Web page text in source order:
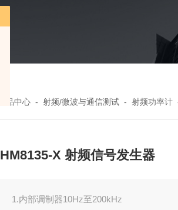
产品中心 -射频/微波与通信测试 -射频功率计
HM8135-X 射频信号发生器
1.内部调制器10Hz至200kHz